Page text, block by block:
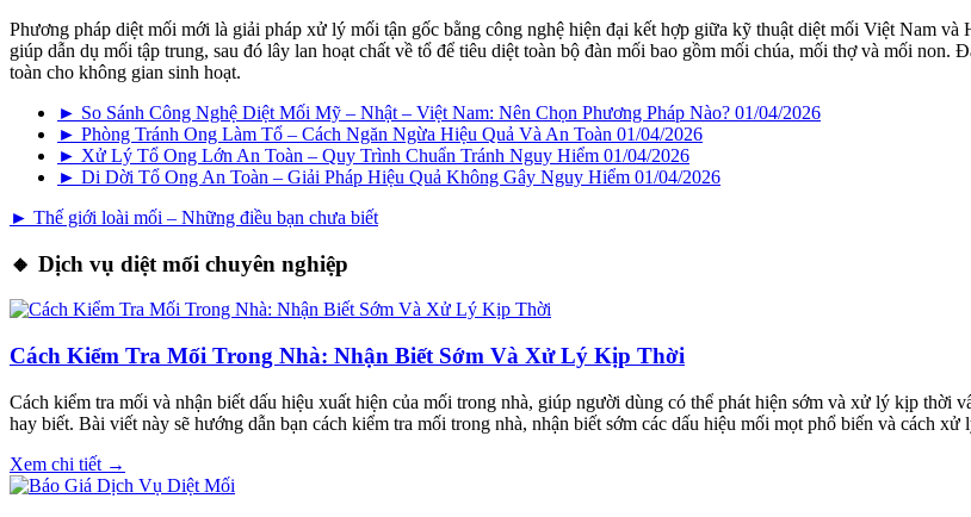
Phương pháp diệt mối mới là giải pháp xử lý mối tận gốc bằng công nghệ hiện đại kết hợp giữa kỹ thuật diệt mối Việt Nam
giúp dẫn dụ mối tập trung, sau đó lây lan hoạt chất về tổ để tiêu diệt toàn bộ đàn mối bao gồm mối chúa, mối thợ và mối non.
toàn cho không gian sinh hoạt.
► So Sánh Công Nghệ Diệt Mối Mỹ – Nhật – Việt Nam: Nên Chọn Phương Pháp Nào? 01/04/2026
► Phòng Tránh Ong Làm Tổ – Cách Ngăn Ngừa Hiệu Quả Và An Toàn 01/04/2026
► Xử Lý Tổ Ong Lớn An Toàn – Quy Trình Chuẩn Tránh Nguy Hiểm 01/04/2026
► Di Dời Tổ Ong An Toàn – Giải Pháp Hiệu Quả Không Gây Nguy Hiểm 01/04/2026
► Thế giới loài mối – Những điều bạn chưa biết
🔸 Dịch vụ diệt mối chuyên nghiệp
Cách Kiểm Tra Mối Trong Nhà: Nhận Biết Sớm Và Xử Lý Kịp Thời
Cách kiểm tra mối và nhận biết dấu hiệu xuất hiện của mối trong nhà, giúp người dùng có thể phát hiện sớm và xử lý kịp thời
hay biết. Bài viết này sẽ hướng dẫn bạn cách kiểm tra mối trong nhà, nhận biết sớm các dấu hiệu mối mọt phổ biến và cách
Xem chi tiết →